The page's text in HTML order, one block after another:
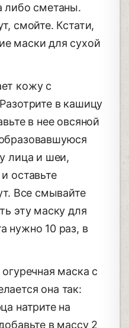
либо сметаны.
смойте. Кстати,
маски для сухой
кожу с
в кашицу
в нее овсяной
лица и шеи,
оставьте
Все смывайте
эту маску для
нужно 10 раз, в
маска с
она так:
натрите на
в массу 2